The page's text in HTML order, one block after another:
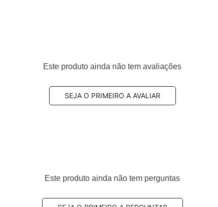
semi-metálico
Este produto ainda não tem avaliações
SEJA O PRIMEIRO A AVALIAR
Este produto ainda não tem perguntas